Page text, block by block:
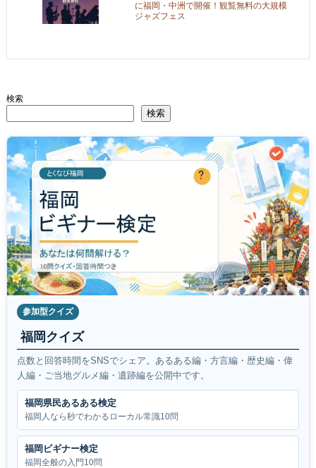
に福岡・中洲で開催！観覧無料の大規模
ジャズフェス
検索
検索
参加型クイズ
福岡クイズ
点数と回答時間をSNSでシェア。あるある編・方言編・歴史編・偉
人編・ご当地グルメ編・遺跡編を公開中です。
福岡県民あるある検定
福岡人なら秒でわかるローカル常識10問
福岡ビギナー検定
福岡全般の入門10問